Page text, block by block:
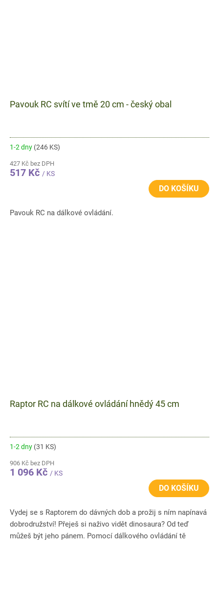
Pavouk RC svítí ve tmě 20 cm - český obal
1-2 dny (246 KS)
427 Kč bez DPH
517 Kč / KS
DO KOŠÍKU
Pavouk RC na dálkové ovládání.
Raptor RC na dálkové ovládání hnědý 45 cm
1-2 dny (31 KS)
906 Kč bez DPH
1 096 Kč / KS
DO KOŠÍKU
Vydej se s Raptorem do dávných dob a prožij s ním napínavá
dobrodružství! Přeješ si naživo vidět dinosaura? Od teď
můžeš být jeho pánem. Pomocí dálkového ovládání tě